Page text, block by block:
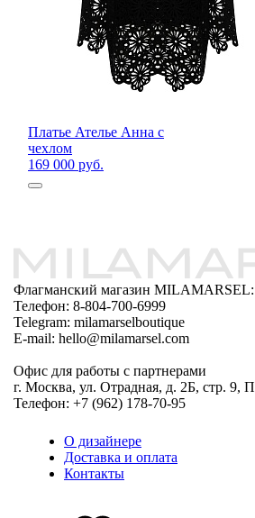
Платье Ателье Анна с
чехлом
169 000 руб.
Флагманский магазин MILAMARSEL:
Телефон: 8-804-700-6999
Telegram: milamarselboutique
E-mail: hello@milamarsel.com
Офис для работы с партнерами
г. Москва, ул. Отрадная, д. 2Б, стр. 9,
Телефон: +7 (962) 178-70-95
О дизайнере
Доставка и оплата
Контакты